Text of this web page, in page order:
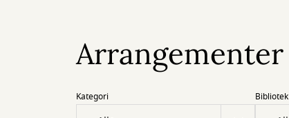
Arrangementer
Kategori Bibliotek